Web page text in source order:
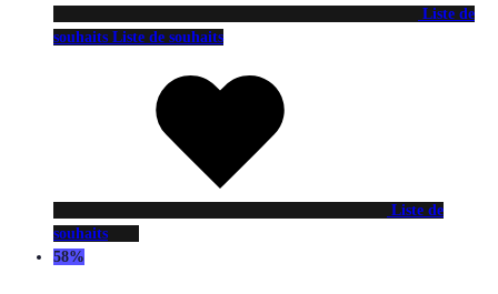
Liste de
souhaits Liste de souhaits
Liste de
souhaits
58%